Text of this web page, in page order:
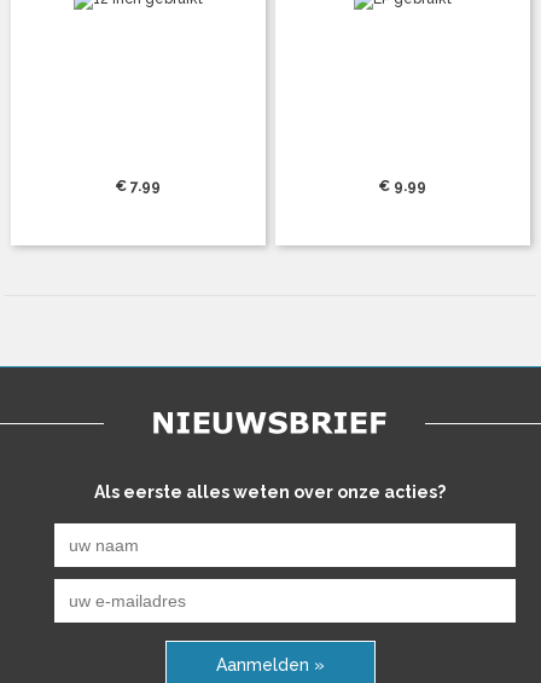
€ 7.99 € 9.99
Als eerste alles weten over onze acties?
Aanmelden »